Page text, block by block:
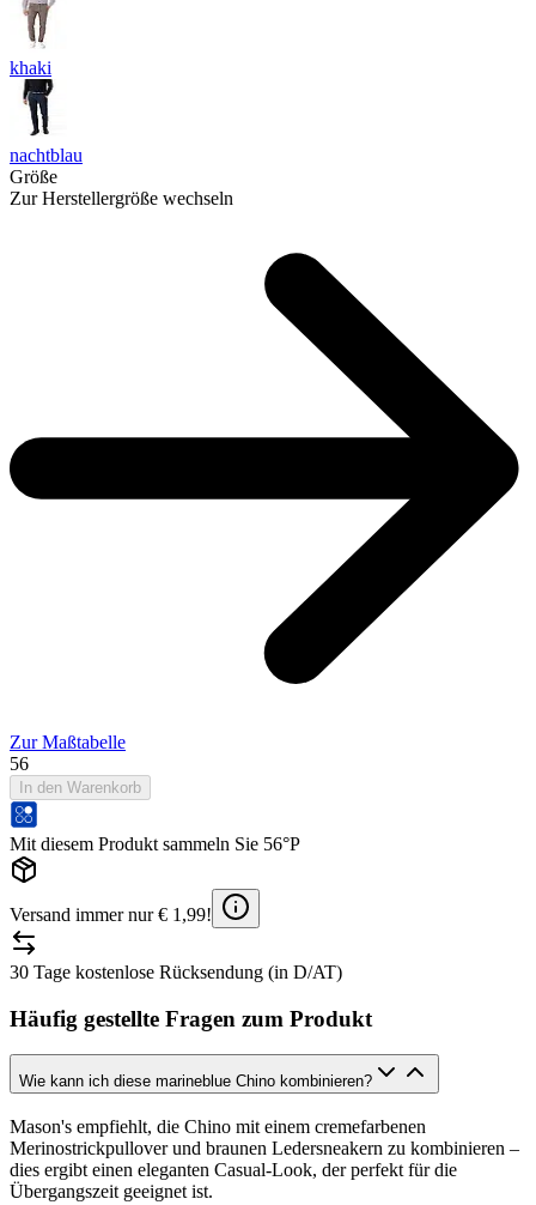
khaki
nachtblau
Größe
Zur Herstellergröße wechseln
Zur Maßtabelle
56
In den Warenkorb
Mit diesem Produkt sammeln Sie 56°P
Versand immer nur € 1,99!
30 Tage kostenlose Rücksendung (in D/AT)
Häufig gestellte Fragen zum Produkt
Wie kann ich diese marineblue Chino kombinieren?
Mason's empfiehlt, die Chino mit einem cremefarbenen
Merinostrickpullover und braunen Ledersneakern zu kombinieren –
dies ergibt einen eleganten Casual-Look, der perfekt für die
Übergangszeit geeignet ist.